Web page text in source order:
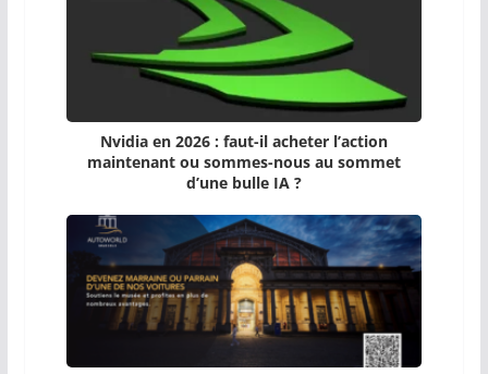
Nvidia en 2026 : faut-il acheter l’action
maintenant ou sommes-nous au sommet
d’une bulle IA ?